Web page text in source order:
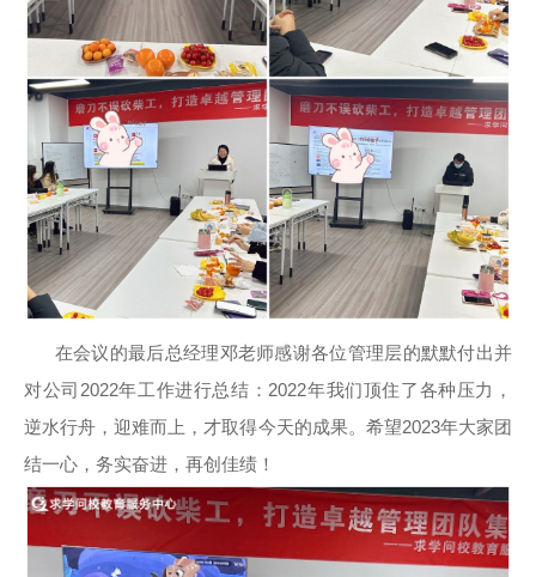
在会议的最后总经理邓老师感谢各位管理层的默默付出并
对公司2022年工作进行总结：2022年我们顶住了各种压力，
逆水行舟，迎难而上，才取得今天的成果。希望2023年大家团
结一心，务实奋进，再创佳绩！